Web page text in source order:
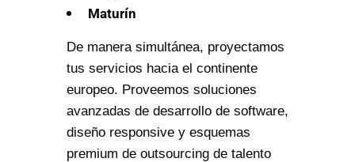
Maturín
De manera simultánea, proyectamos
tus servicios hacia el continente
europeo. Proveemos soluciones
avanzadas de desarrollo de software,
diseño responsive y esquemas
premium de outsourcing de talento